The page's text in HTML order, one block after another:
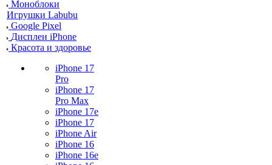
Моноблоки
Игрушки Labubu
Google Pixel
Дисплеи iPhone
Красота и здоровье
iPhone 17
Pro
iPhone 17
Pro Max
iPhone 17e
iPhone 17
iPhone Air
iPhone 16
iPhone 16e